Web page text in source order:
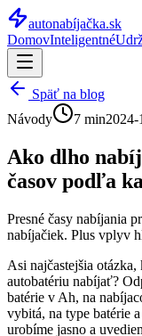
autonabíjačka.sk
DomovInteligentné
Späť na blog
Návody
7 min2024-
Ako dlho
časov podľa
Presné časy nabíjania
nabíjačiek. Plus vplyv
Asi najčastejšia
autobatériu nabíjať?
batérie v Ah, na
vybitá, na type batérie
urobíme jasno a